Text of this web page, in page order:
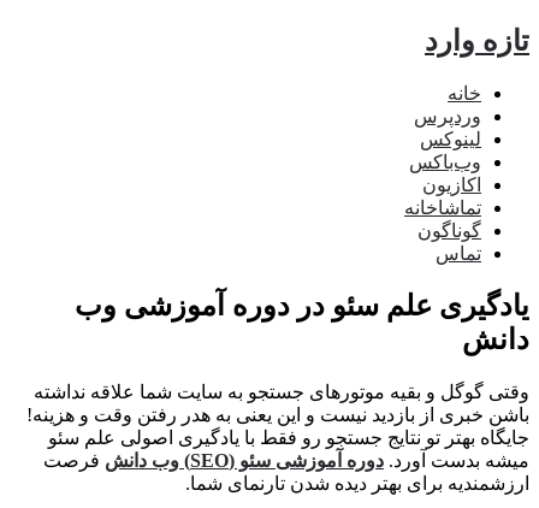
وارد
خانه
وردپرس
لینوکس
وب‌باکس
اکازیون
تماشاخانه
گوناگون
تماس
علم سئو در دوره آموزشی وب
گوگل و بقیه موتورهای جستجو به سایت شما علاقه نداشته
خبری از بازدید نیست و این یعنی به هدر رفتن وقت و هزینه!
بهتر تو نتایج جستجو رو فقط با یادگیری اصولی علم سئو
بدست آورد.دوره آموزشی سئو (SEO) وب دانش
فرصت
برای بهتر دیده شدن تارنمای شما.